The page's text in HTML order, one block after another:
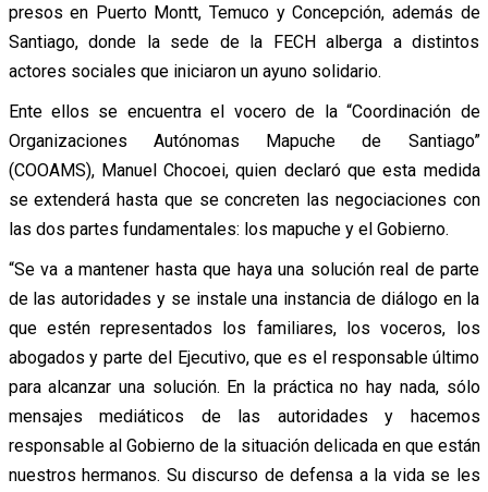
presos en Puerto Montt, Temuco y Concepción, además de
Santiago, donde la sede de la FECH alberga a distintos
actores sociales que iniciaron un ayuno solidario.
Ente ellos se encuentra el vocero de la “Coordinación de
Organizaciones Autónomas Mapuche de Santiago”
(COOAMS), Manuel Chocoei, quien declaró que esta medida
se extenderá hasta que se concreten las negociaciones con
las dos partes fundamentales: los mapuche y el Gobierno.
“Se va a mantener hasta que haya una solución real de parte
de las autoridades y se instale una instancia de diálogo en la
que estén representados los familiares, los voceros, los
abogados y parte del Ejecutivo, que es el responsable último
para alcanzar una solución. En la práctica no hay nada, sólo
mensajes mediáticos de las autoridades y hacemos
responsable al Gobierno de la situación delicada en que están
nuestros hermanos. Su discurso de defensa a la vida se les